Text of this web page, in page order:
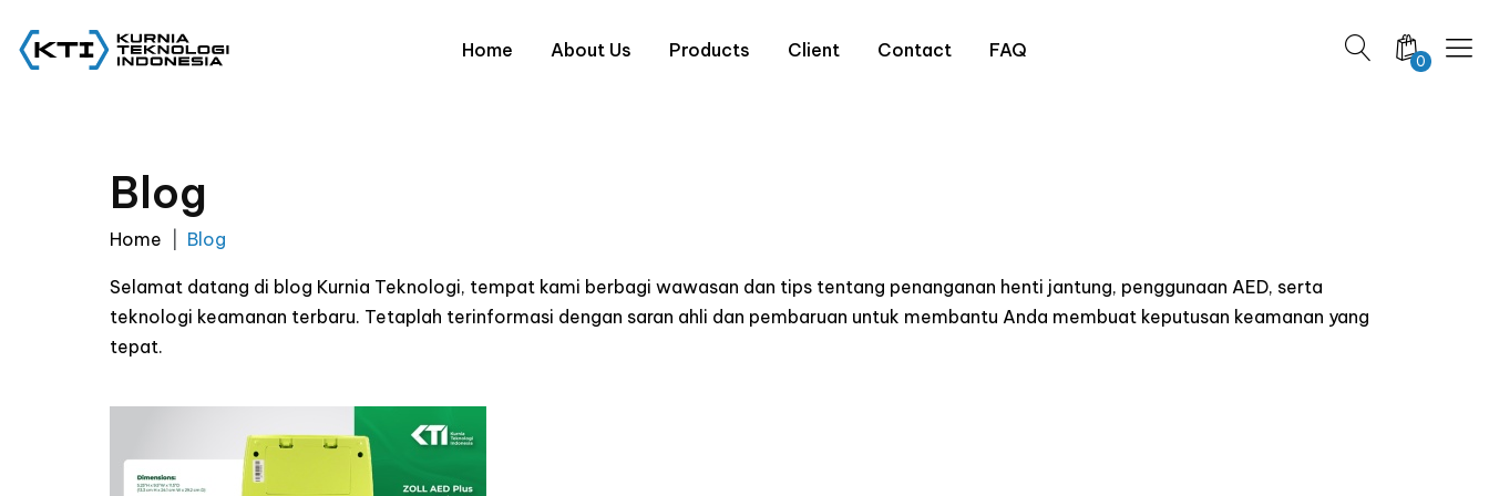
Home About Us Products Client Contact FAQ 0
Blog
Home Blog
Selamat datang di blog Kurnia Teknologi, tempat kami berbagi wawasan dan tips tentang penanganan henti jantung, penggunaan AED, serta
teknologi keamanan terbaru. Tetaplah terinformasi dengan saran ahli dan pembaruan untuk membantu Anda membuat keputusan keamanan yang
tepat.